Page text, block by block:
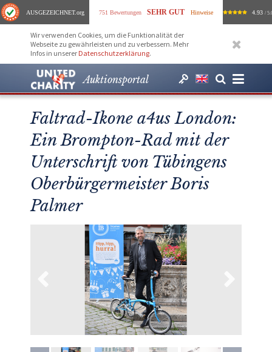
AUSGEZEICHNET.org 751 Bewertungen SEHR GUT Hinweise 4.93 /
Wir verwenden Cookies, um die Funktionalität der
Webseite zu gewährleisten und zu verbessern. Mehr
Infos in unserer Datenschutzerklärung.
Auktionsportal
Faltrad-Ikone a4us London:
Ein Brompton-Rad mit der
Unterschrift von Tübingens
Oberbürgermeister Boris
Palmer